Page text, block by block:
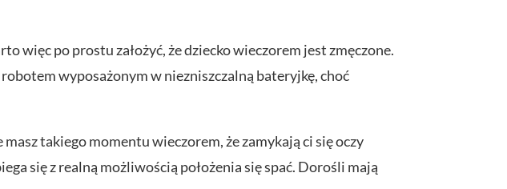
więc po prostu założyć, że dziecko wieczorem jest zmęczone.
wyposażonym w niezniszczalną bateryjkę, choć
takiego momentu wieczorem, że zamykają ci się oczy
się z realną możliwością położenia się spać. Dorośli mają